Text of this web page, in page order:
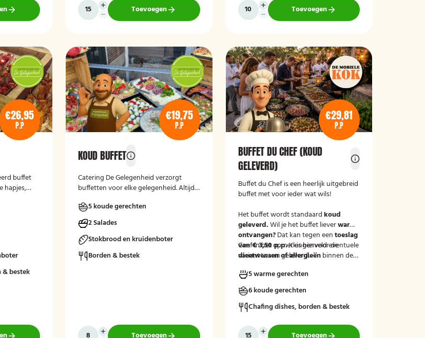
Toevoegen Toevoegen
€26,95
P.P
buffet
hapjes,
een
om
zonder
& bestek
€19,75
P.P
KOUD BUFFET
Catering De Gelegenheid verzorgt
buffetten voor elke gelegenheid. Altijd
moment.
5 koude gerechten
2 Salades
Stokbrood en kruidenboter
Borden & bestek
€29,81
P.P
BUFFET DU CHEF (KOUD
GELEVERD)
Buffet du Chef is een heerlijk uitgebreid
buffet met voor ieder wat wils!
Het buffet wordt standaardkoud
geleverd.Wil je het buffet lieverwarm
ontvangen?Dat kan tegen eentoeslag
van € 3,50 p.p.Kies hiervoor de
variant 'warm geleverd'.
Geef in het opmerkingenveld eventuele
dieetwensen of allergieënbinnen de
mee kunnen houden.
5 warme gerechten
6 koude gerechten
Chafing dishes, borden & bestek